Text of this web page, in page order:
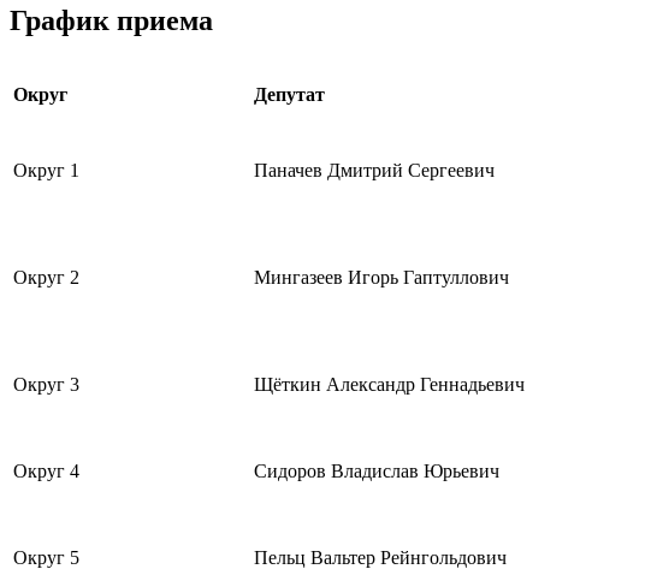
График приема
Округ Депутат
Округ 1 Паначев Дмитрий Сергеевич
Округ 2 Мингазеев Игорь Гаптуллович
Округ 3 Щёткин Александр Геннадьевич
Округ 4 Сидоров Владислав Юрьевич
Округ 5 Пельц Вальтер Рейнгольдович